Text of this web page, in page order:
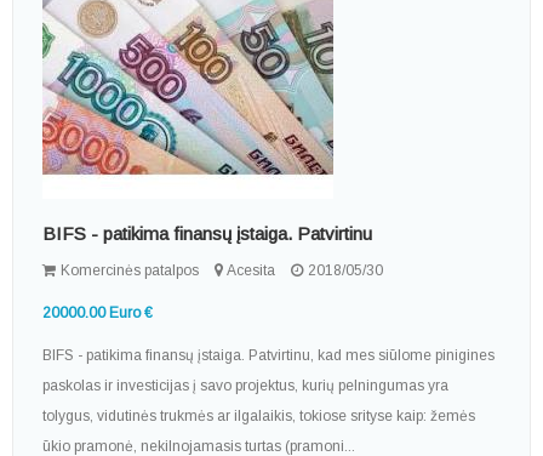
BIFS - patikima finansų įstaiga. Patvirtinu
Komercinės patalpos Acesita 2018/05/30
20000.00 Euro €
BIFS - patikima finansų įstaiga. Patvirtinu, kad mes siūlome pinigines
paskolas ir investicijas į savo projektus, kurių pelningumas yra
tolygus, vidutinės trukmės ar ilgalaikis, tokiose srityse kaip: žemės
ūkio pramonė, nekilnojamasis turtas (pramoni...